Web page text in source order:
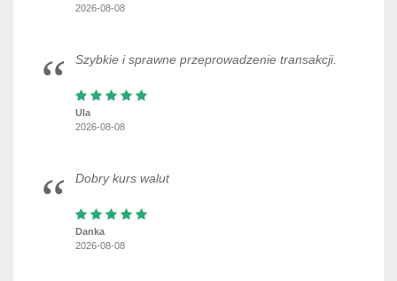
2026-08-08
Szybkie i sprawne przeprowadzenie transakcji.
Ula
2026-08-08
Dobry kurs walut
Danka
2026-08-08